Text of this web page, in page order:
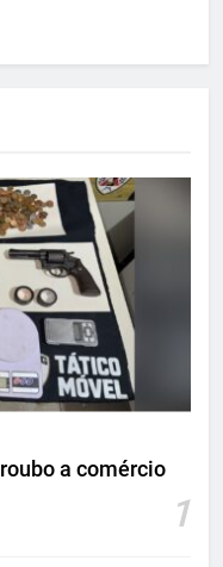
a comércio
1